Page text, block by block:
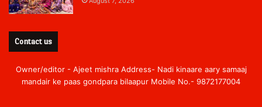
Contact us
Owner/editor - Ajeet mishra Address- Nadi kinaare aary samaaj
mandair ke paas gondpara bilaapur Mobile No.- 9872177004